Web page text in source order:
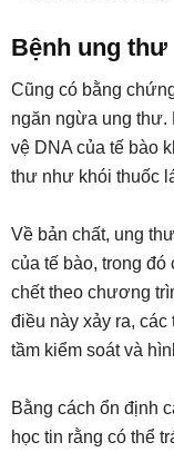
Bệnh ung thư
Cũng có bằng
ngăn ngừa ung thư.
vệ DNA của tế bào
thư như khói thuốc
Về bản chất, ung
của tế bào, trong đó
chết theo chương
điều này xảy ra, các
tầm kiểm soát và
Bằng cách ổn định
học tin rằng có thể